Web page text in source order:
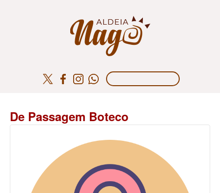
De Passagem Boteco